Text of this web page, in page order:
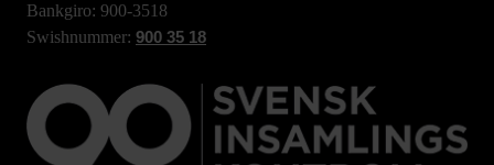
Bankgiro: 900-3518
Swishnummer: 900 35 18